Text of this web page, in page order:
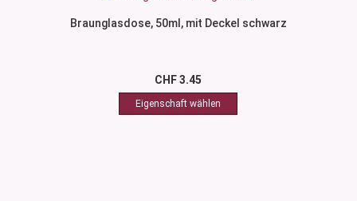
Braunglasdose, 50ml, mit Deckel schwarz
CHF 3.45